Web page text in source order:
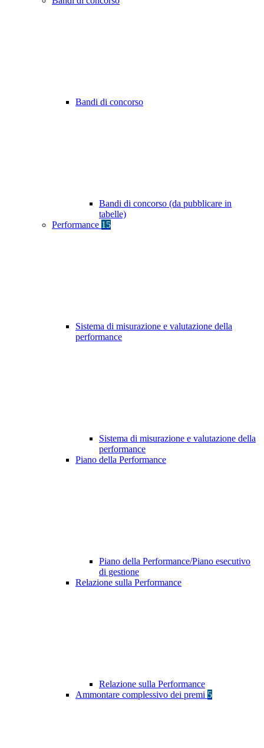
Bandi di concorso
Bandi di concorso (da pubblicare in
tabelle)
Performance 15
Sistema di misurazione e valutazione della
performance
Sistema di misurazione e valutazione della
performance
Piano della Performance
Piano della Performance/Piano esecutivo
di gestione
Relazione sulla Performance
Relazione sulla Performance
Ammontare complessivo dei premi 5